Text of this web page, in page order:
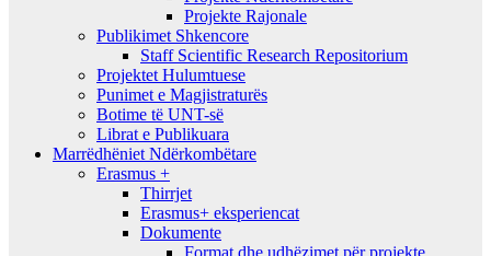
Projekte Rajonale
Publikimet Shkencore
Staff Scientific Research Repositorium
Projektet Hulumtuese
Punimet e Magjistraturës
Botime të UNT-së
Librat e Publikuara
Marrëdhëniet Ndërkombëtare
Erasmus +
Thirrjet
Erasmus+ eksperiencat
Dokumente
Format dhe udhëzimet për projekte